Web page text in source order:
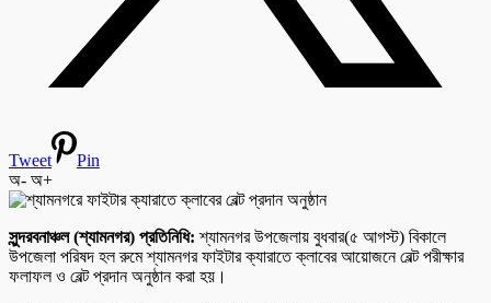
Tweet
Pin
অ- অ+
সুন্দরবনাঞ্চল (শ্যামনগর) প্রতিনিধি: শ্যামনগর উপজেলায় বুধবার(৫ আগস্ট) বিকালে
উপজেলা পরিষদ হল রুমে শ্যামনগর ফাইটার ক্যারাতে ক্লাবের আয়োজনে বেল্ট পরীক্ষার
ফলাফল ও বেল্ট প্রদান অনুষ্ঠান করা হয়।